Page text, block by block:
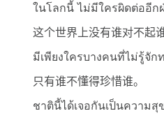
ในโลกนี้ ไม่มีใครผิดต่ออีก
这个世界上没有谁对不起
มีเพียงใครบางคนที่ไม่รู้จัก
只有谁不懂得珍惜谁。
ชาตินี้ได้เจอกันเป็นความสุ